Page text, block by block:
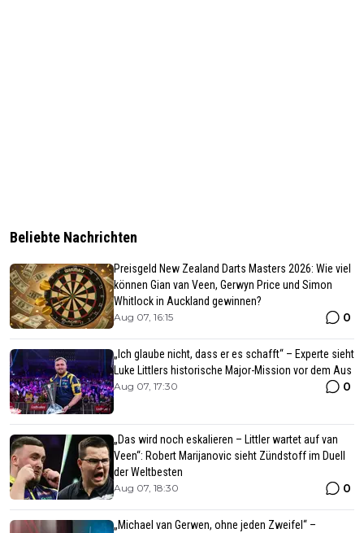
Beliebte Nachrichten
Preisgeld New Zealand Darts Masters 2026: Wie viel
können Gian van Veen, Gerwyn Price und Simon
Whitlock in Auckland gewinnen?
Aug 07, 16:15 0
„Ich glaube nicht, dass er es schafft“ – Experte sieht
Luke Littlers historische Major-Mission vor dem Aus
Aug 07, 17:30 0
„Das wird noch eskalieren – Littler wartet auf van
Veen“: Robert Marijanovic sieht Zündstoff im Duell
der Weltbesten
Aug 07, 18:30 0
„Michael van Gerwen, ohne jeden Zweifel“ –